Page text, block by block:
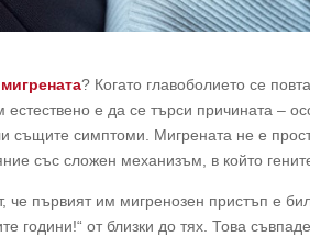
мигрената? Когато главоболието се
естествено е да се търси причината –
същите симптоми. Мигрената не е
със сложен механизъм, в който
че първият им мигренозен пристъп е
години!“ от близки до тях. Това